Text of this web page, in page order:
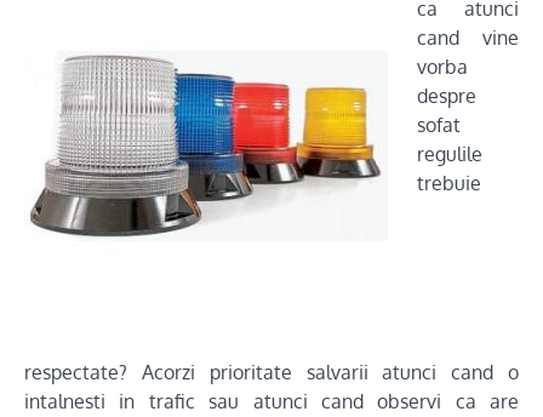
ca atunci
cand vine
vorba
despre
sofat
regulile
trebuie
respectate? Acorzi prioritate salvarii atunci cand o
intalnesti in trafic sau atunci cand observi ca are